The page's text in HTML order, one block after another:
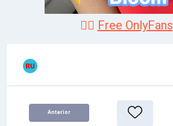
❤️‍🔥 Free OnlyFans
Anterior